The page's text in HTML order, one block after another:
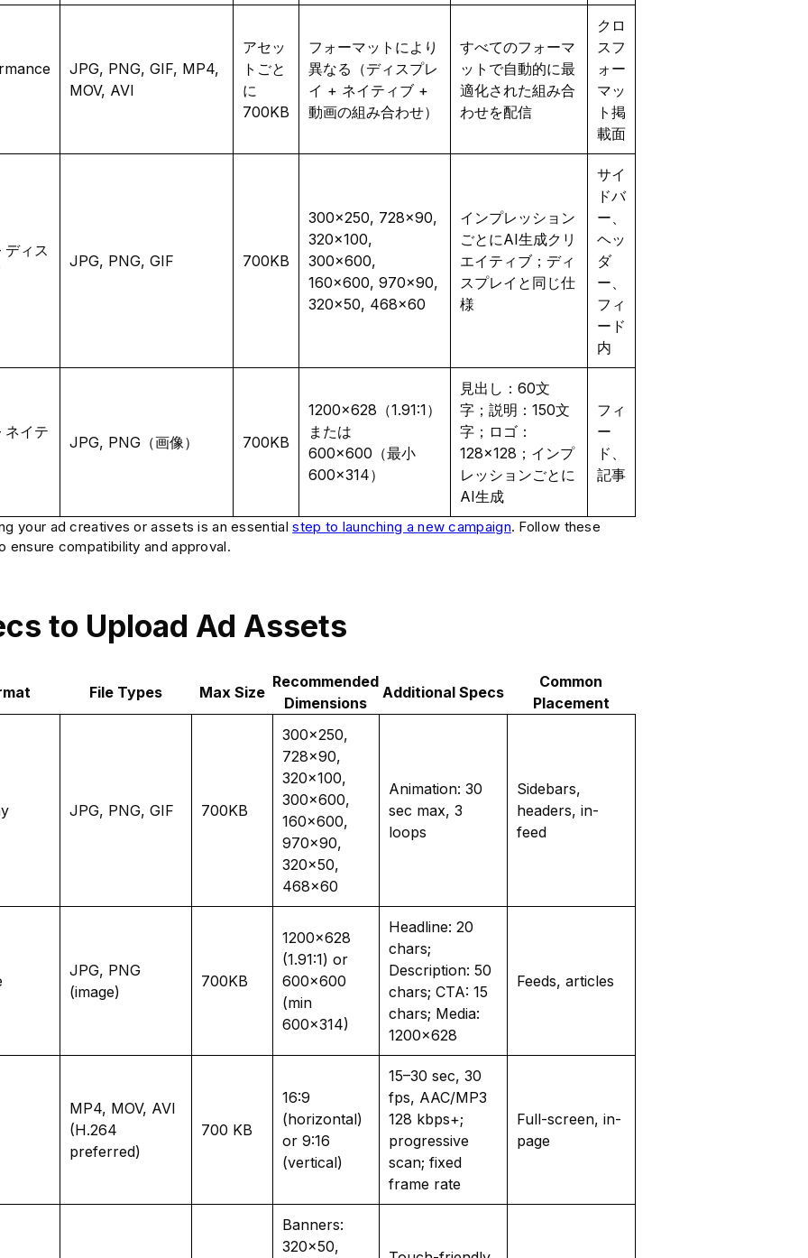
JPG, PNG, GIF, MP4,
MOV, AVI
アセッ
トごと
に
700KB
フォーマットにより
異なる（ディスプレ
イ + ネイティブ +
動画の組み合わせ）
すべてのフォーマ
ットで自動的に最
適化された組み合
わせを配信
クロ
スフ
ォー
マッ
ト掲
載面
ィス
JPG, PNG, GIF 700KB
300×250, 728×90,
320×100,
300×600,
160×600, 970×90,
320×50, 468×60
インプレッション
ごとにAI生成クリ
エイティブ；ディ
スプレイと同じ仕
様
サイ
ドバ
ー、
ヘッ
ダ
ー、
フィ
ード
内
イテ
JPG, PNG（画像） 700KB
1200×628（1.91:1）
または
600×600（最小
600×314）
見出し：60文
字；説明：150文
字；ロゴ：
128×128；インプ
レッションごとに
AI生成
フィ
ー
ド、
記事
your ad creatives or assets is an essentialstep to launching a new campaign. Follow these
ensure compatibility and approval.
to Upload Ad Assets
File Types Max Size
Recommended
Dimensions
Additional Specs
Common
Placement
JPG, PNG, GIF 700KB
300×250,
728×90,
320×100,
300×600,
160×600,
970×90,
320×50,
468×60
Animation: 30
sec max, 3
loops
Sidebars,
headers, in-
feed
JPG, PNG
(image)
700KB
1200×628
(1.91:1) or
600×600
(min
600×314)
Headline: 20
chars;
Description: 50
chars; CTA: 15
chars; Media:
1200x628
Feeds, articles
MP4, MOV, AVI
(H.264
preferred)
700 KB
16:9
(horizontal)
or 9:16
(vertical)
15–30 sec, 30
fps, AAC/MP3
128 kbps+;
progressive
scan; fixed
frame rate
Full-screen, in-
page
Banners:
320×50,